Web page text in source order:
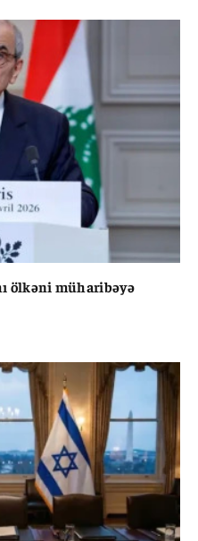
ölkəni müharibəyə